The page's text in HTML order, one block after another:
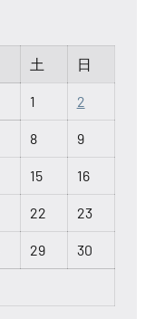
土 日
1 2
8 9
15 16
22 23
29 30